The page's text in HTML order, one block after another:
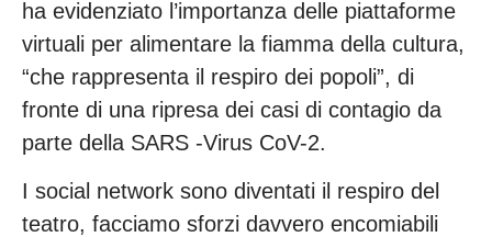
ha evidenziato l’importanza delle piattaforme
virtuali per alimentare la fiamma della cultura,
“che rappresenta il respiro dei popoli”, di
fronte di una ripresa dei casi di contagio da
parte della SARS -Virus CoV-2.
I social network sono diventati il respiro del
teatro, facciamo sforzi davvero encomiabili